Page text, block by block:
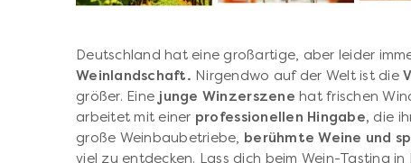
Deutschland hat eine großartige, aber leider
Weinlandschaft. Nirgendwo auf der Welt ist die
größer. Eine junge Winzerszene hat frischen
arbeitet mit einer professionellen Hingabe, die
große Weinbaubetriebe, berühmte Weine und
viel zu entdecken. Lass dich beim Wein-Tasting